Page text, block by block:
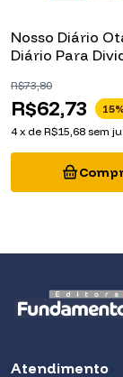
Nosso Diário
Diário Para
R$62,73
R$73,80
15
4 x de R$15,68 sem
Atendimento